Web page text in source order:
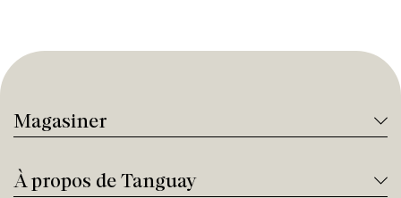
Magasiner
À propos de Tanguay